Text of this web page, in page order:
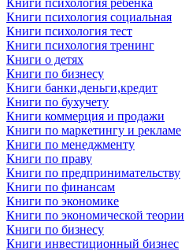
Книги психология ребенка
Книги психология социальная
Книги психология тест
Книги психология тренинг
Книги о детях
Книги по бизнесу
Книги банки,деньги,кредит
Книги по бухучету
Книги коммерция и продажи
Книги по маркетингу и рекламе
Книги по менеджменту
Книги по праву
Книги по предпринимательству
Книги по финансам
Книги по экономике
Книги по экономической теории
Книги по бизнесу
Книги инвестиционный бизнес